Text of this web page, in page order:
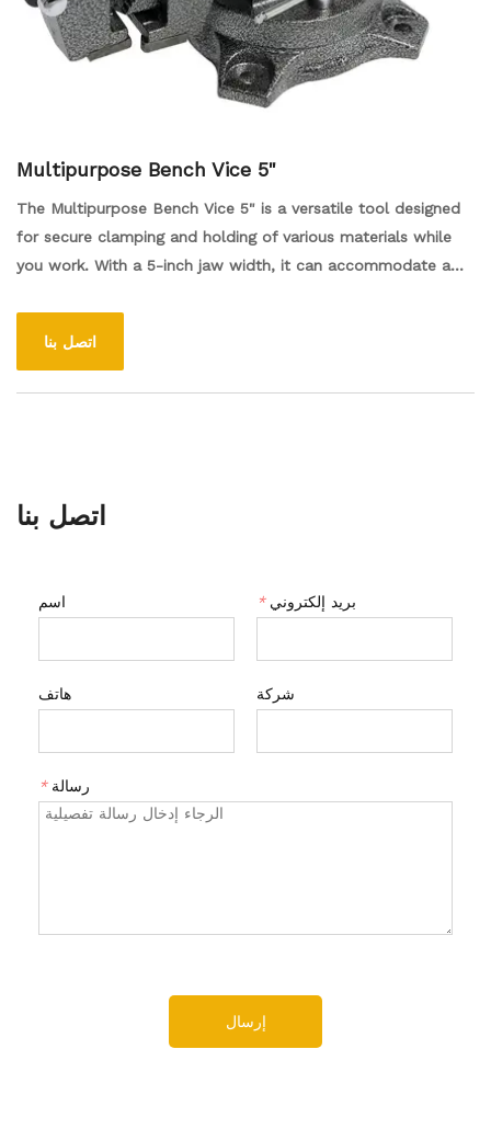
Multipurpose Bench Vice 5"
The Multipurpose Bench Vice 5" is a versatile tool designed
for secure clamping and holding of various materials while
you work. With a 5-inch jaw width, it can accommodate a
ensures durability and stability, while the swivel base allows
اتصل بنا
اتصل بنا
اسم * بريد إلكتروني
هاتف شركة
* رسالة
إرسال